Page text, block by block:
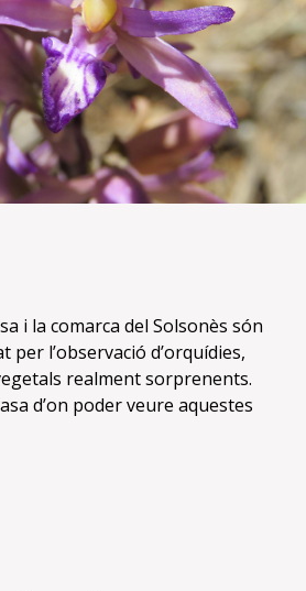
i la comarca del Solsonès són
l’observació d’orquídies,
realment sorprenents.
d’on poder veure aquestes